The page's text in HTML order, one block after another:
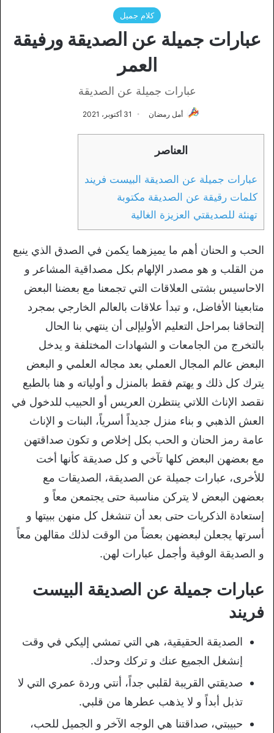
كلام جميل
عبارات جميلة عن الصديقة ورفيقة
العمر
عبارات جميلة عن الصديقة
أمل رمضان 31 أكتوبر، 2021
العناصر
عبارات جميلة عن الصديقة البيست فريند
كلمات رقيقة عن الصديقة مكتوبة
تهنئة للصديقتي العزيزة الغالية
الحب و الحنان أهم ما يميزهما يكمن في الصدق الذي ينبع
من القلب و هو مصدر الإلهام بكل مصداقية المشاعر و
الاحاسيس بشتى العلاقات التي تجمعنا مع بعضنا البعض
متابعينا الأفاضل، و تبدأ علاقات بالعالم الخارجي بمجرد
إلتحاقنا بمراحل التعليم الأوليإلى أن ينتهي بنا الحال
بالتخرج من الجامعات و الشهادات المختلفة و يدخل
البعض عالم المجال العملي بعد مجاله العلمي و البعض
يترك كل ذلك و يهتم فقط بالمنزل و أولياته و هنا بالطبع
نقصد الإناث اللاتي ينتظرن العريس أو الحبيب للدخول في
العش الذهبي و بناء منزل جديداً أسرياً، البنات و الإناث
عامة رمز الحنان و الحب بكل إخلاص و تكون صداقتهن
مع بعضهن البعض كلها تآخي و كل صديقة كأنها أخت
للأخرى، عبارات جميلة عن الصديقة، الصديقات مع
بعضهن البعض لا يتركن مناسبة حتى يجتمعن معاً و
إستعادة الذكريات حتى بعد أن تنشغل كل منهن ببيتها و
أسرتها يجعلن لبعضهن بعضاً من الوقت لذلك مقالهن معاً
و الصديقة الوفية وأجمل عبارات لهن.
عبارات جميلة عن الصديقة البيست
فريند
الصديقة الحقيقية، هي التي تمشي إليكي في وقت
إنشغل الجميع عنك و تركك وحدك.
صديقتي القريبة لقلبي جداً، أنتي وردة عمري التي لا
تذبل أبداً و لا يذهب عطرها من قلبي.
حبيبتي، صداقتنا هي الوجه الآخر و الجميل للحب،